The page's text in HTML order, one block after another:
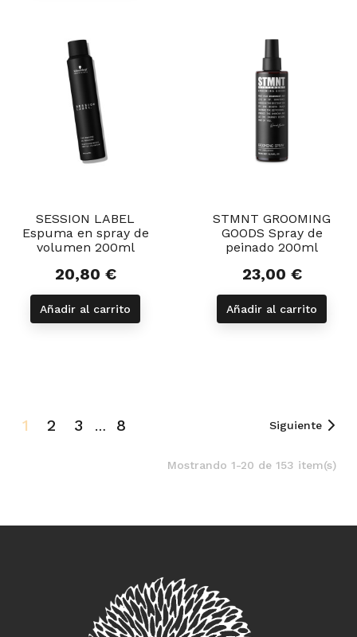
SESSION LABEL
Espuma en spray de
volumen 200ml
Precio
20,80 €
Añadir al carrito
STMNT GROOMING
GOODS Spray de
peinado 200ml
Precio
23,00 €
Añadir al carrito
1 2 3 … 8 Siguiente
Mostrando 1-20 de 153 item(s)